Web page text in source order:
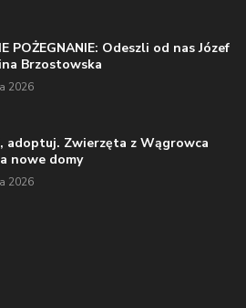
POŻEGNANIE: Odeszli od nas Józef
Brzostowska
2026
adoptuj. Zwierzęta z Wągrowca
nowe domy
2026